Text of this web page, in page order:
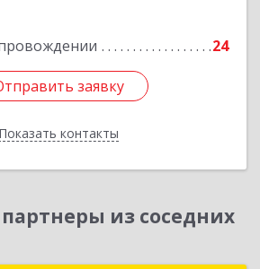
24
заявку
Показать контакты
заявку
Назад
из соседних